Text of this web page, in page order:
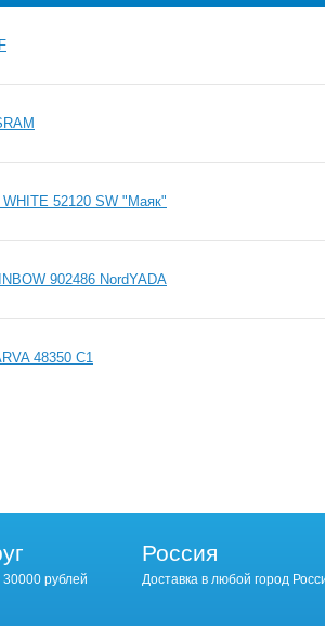
52120 SW "Маяк"
902486 NordYADA
48350 C1
30000 рублей
Россия
Доставка в любой город